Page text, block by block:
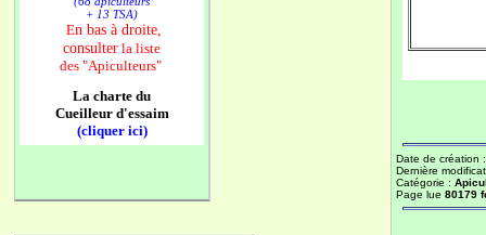
+ 13 TSA)
En bas à droite,
consulter la liste
des "Apiculteurs"
La charte du
Cueilleur d'essaim
(cliquer ici)
Date de création
Dernière
Catégorie :
Page lue 80179